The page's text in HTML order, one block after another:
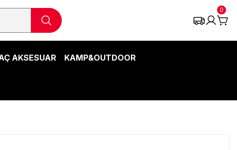
0
AKSESUAR KAMP&OUTDOOR